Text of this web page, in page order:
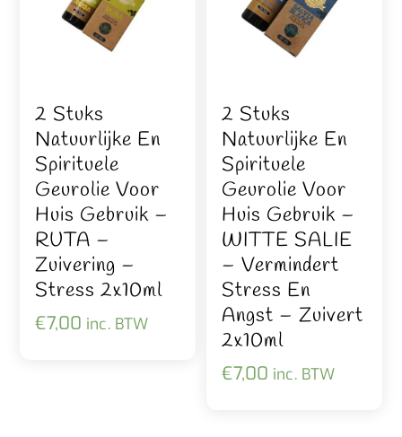
2 Stuks
Natuurlijke En
Spirituele
Geurolie Voor
Huis Gebruik –
RUTA –
Zuivering –
Stress 2x10ml
€7,00 inc. BTW
2 Stuks
Natuurlijke En
Spirituele
Geurolie Voor
Huis Gebruik –
WITTE SALIE
– Vermindert
Stress En
Angst – Zuivert
2x10ml
€7,00 inc. BTW